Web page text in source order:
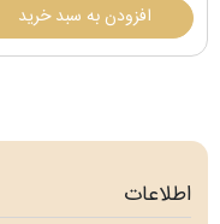
افزودن به سبد خرید
اطلاعات